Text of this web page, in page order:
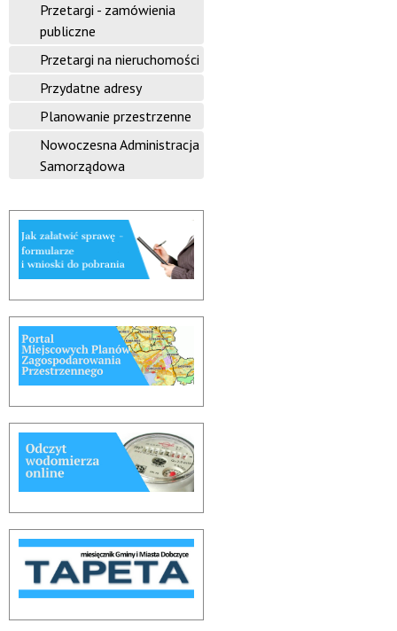
Przetargi - zamówienia
publiczne
Przetargi na nieruchomości
Przydatne adresy
Planowanie przestrzenne
Nowoczesna Administracja
Samorządowa